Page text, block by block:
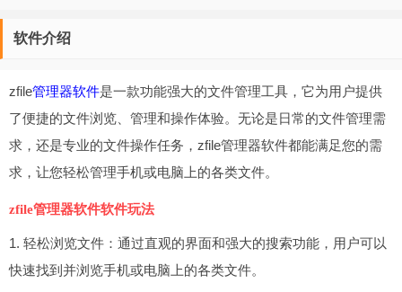
软件介绍
zfile管理器软件是一款功能强大的文件管理工具，它为用户提供
了便捷的文件浏览、管理和操作体验。无论是日常的文件管理需
求，还是专业的文件操作任务，zfile管理器软件都能满足您的需
求，让您轻松管理手机或电脑上的各类文件。
zfile管理器软件软件玩法
1. 轻松浏览文件：通过直观的界面和强大的搜索功能，用户可以
快速找到并浏览手机或电脑上的各类文件。